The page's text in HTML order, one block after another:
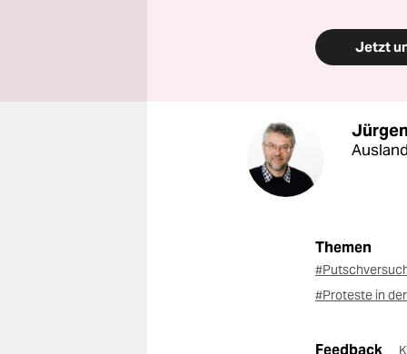
Jetzt
Themen
#Proteste in
Feedback